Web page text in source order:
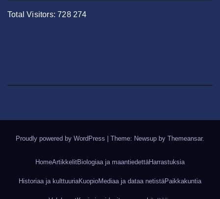
Total Visitors:728 274
Proudly powered by WordPress Theme: Newsup by Themeansar.
HomeArtikkelitBiologiaa ja maantiedettäHarrastuksia
Historiaa ja kulttuuriaKuopioMediaa ja dataa netistäPaikkakuntia